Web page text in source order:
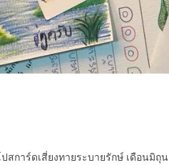
สการ์ดเสี่ยงทายระบายรักษ์ เดือนมิถุ